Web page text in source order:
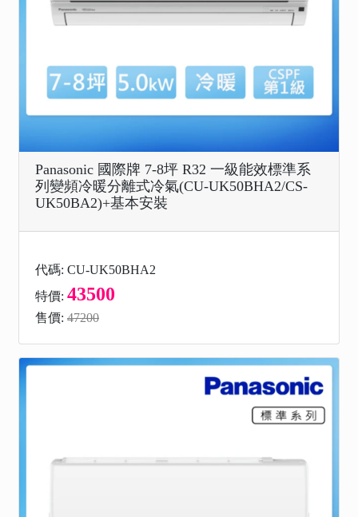
Panasonic 國際牌 7-8坪 R32 一級能效標準系
列變頻冷暖分離式冷氣(CU-UK50BHA2/CS-
UK50BA2)+基本安裝
代碼: CU-UK50BHA2
特價: 43500
售價: 47200